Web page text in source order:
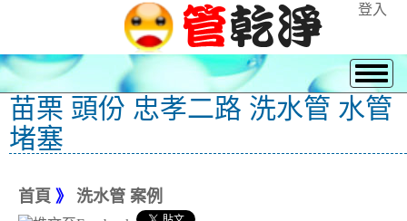
登入
苗栗 頭份 忠孝二路 洗水管 水管
堵塞
首頁 》 洗水管 案例